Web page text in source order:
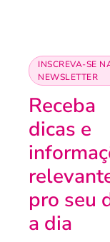
INSCREVA-SE
NEWSLETTER
Receba
dicas e
pro seu
a dia